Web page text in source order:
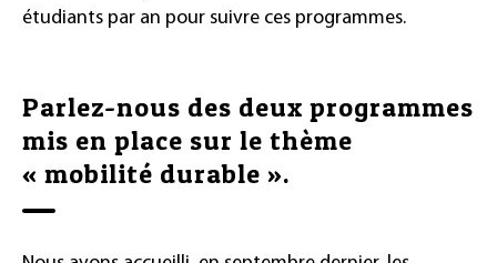
étudiants par an pour suivre ces programmes.
Parlez-nous des deux programmes
mis en place sur le thème
« mobilité durable ».